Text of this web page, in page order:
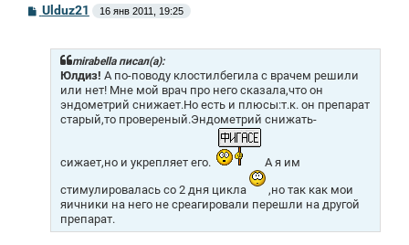
С
о
Ulduz21 16 янв 2011, 19:25
mirabella писал(а):
Юлдиз! А по-поводу клостилбегила с врачем решили
или нет! Мне мой врач про него сказала,что он
эндометрий снижает.Но есть и плюсы:т.к. он препарат
старый,то провереный.Эндометрий снижать-
сижает,но и укрепляет его.
А я им
стимулировалась со 2 дня цикла
,но так как мои
яичники на него не среагировали перешли на другой
препарат.